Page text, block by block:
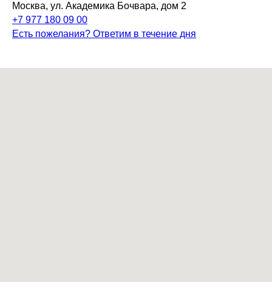
Москва, ул. Академика Бочвара, дом 2
+7 977 180 09 00
Есть пожелания? Ответим в течение дня